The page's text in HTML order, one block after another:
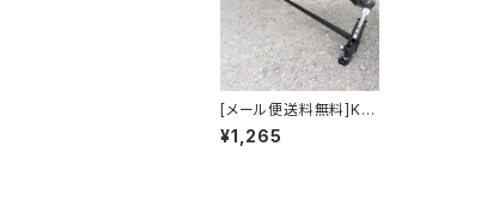
[メール便送料無料]KE
MEKO 地震対策 サイド
スタンドハネ上がり防
¥1,265